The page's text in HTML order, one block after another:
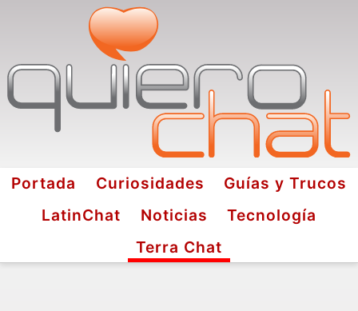
Portada Curiosidades
Guías y Trucos
LatinChat
Noticias
Tecnología
Terra Chat